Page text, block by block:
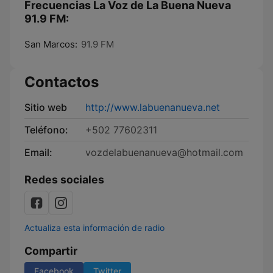
Frecuencias La Voz de La Buena Nueva
91.9 FM:
San Marcos: 91.9 FM
Contactos
Sitio web
http://www.labuenanueva.net
Teléfono:
+502 77602311
Email:
vozdelabuenanueva@hotmail.com
Redes sociales
Actualiza esta información de radio
Compartir
Facebook Twitter